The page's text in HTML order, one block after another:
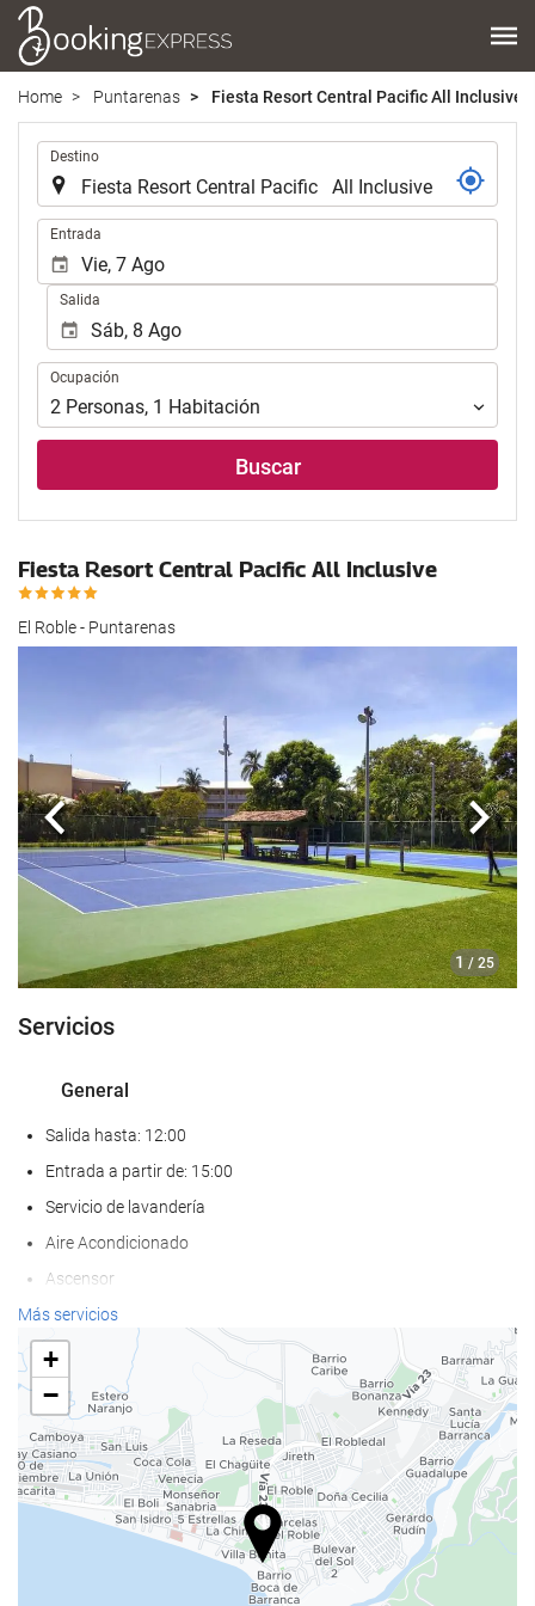
Home Puntarenas Fiesta Resort Central Pacific All Inclusive
Introduzca
lugar
de
destino
en
que
realizar
búsqueda
de
Destino
Introduzca
las
fechas
inicio
fin
para
realizar
Entrada
Salida
Ocupación
Ocupación
2 Personas, 1 Habitación
Buscar
Fiesta Resort Central Pacific All Inclusive
El Roble - Puntarenas
1 / 25
Anterior
Servicios
General
Salida hasta: 12:00
Entrada a partir de: 15:00
Servicio de lavandería
Aire Acondicionado
Ascensor
Frente a la playa
Adaptado para personas con movilidad reducida
Habitaciones No fumadores
Hotel no fumadores
No admite mascotas
Servicios de recepción
Más servicios
+
−